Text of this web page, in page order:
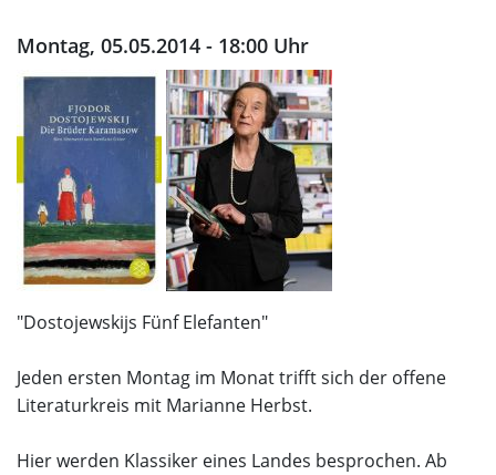
Montag, 05.05.2014 - 18:00 Uhr
"Dostojewskijs Fünf Elefanten"
Jeden ersten Montag im Monat trifft sich der offene
Literaturkreis mit Marianne Herbst.
Hier werden Klassiker eines Landes besprochen. Ab